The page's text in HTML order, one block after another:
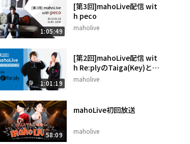
1:05:49
[第3回]mahoLive配信 wit
h peco
maholive
1:01:19
[第2回]mahoLive配信 wit
h Re:plyのTaiga(Key)と88
10(Mani)
maholive
58:09
mahoLive初回放送
maholive